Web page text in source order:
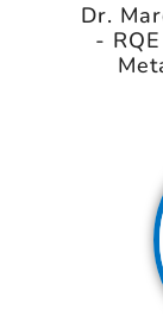
Dr.
-